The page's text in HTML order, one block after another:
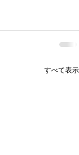
すべて表示